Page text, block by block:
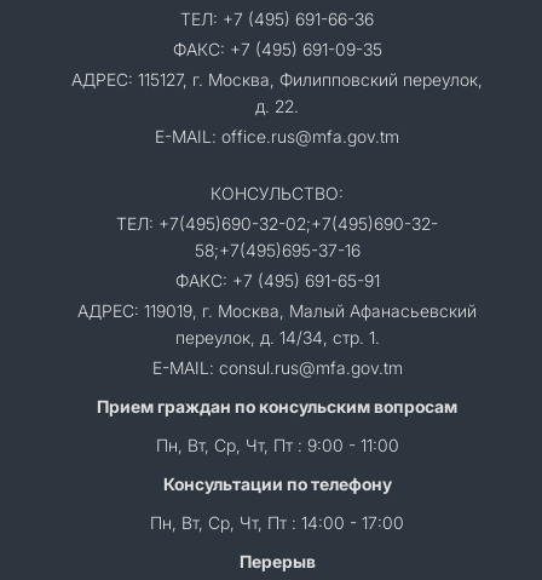
ТЕЛ: +7 (495) 691-66-36
ФАКС: +7 (495) 691-09-35
АДРЕС: 115127, г. Москва, Филипповский переулок,
д. 22.
E-MAIL: office.rus@mfa.gov.tm
КОНСУЛЬСТВО:
ТЕЛ: +7(495)690-32-02;+7(495)690-32-
58;+7(495)695-37-16
ФАКС: +7 (495) 691-65-91
АДРЕС: 119019, г. Москва, Малый Афанасьевский
переулок, д. 14/34, стр. 1.
E-MAIL: consul.rus@mfa.gov.tm
Прием граждан по консульским вопросам
Пн, Вт, Ср, Чт, Пт : 9:00 - 11:00
Консультации по телефону
Пн, Вт, Ср, Чт, Пт : 14:00 - 17:00
Перерыв